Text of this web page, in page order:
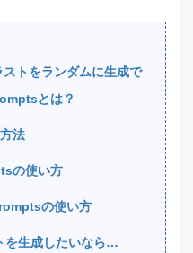
トをランダムに生成で
とは？
法
の使い方
の使い方
を生成したいなら…